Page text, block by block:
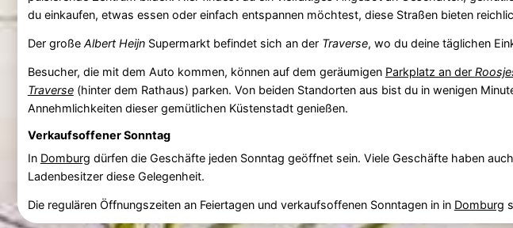
du einkaufen, etwas essen oder einfach entspannen möchtest, diese Straßen bieten
Der große Albert HeijnSupermarkt befindet sich an der Traverse, wo du deine täglichen
Besucher, die mit dem Auto kommen, können auf dem geräumigen Parkplatz an der
Traverse(hinter dem Rathaus) parken. Von beiden Standorten aus bist du in wenigen
Annehmlichkeiten dieser gemütlichen Küstenstadt genießen.
Verkaufsoffener Sonntag
In Domburg dürfen die Geschäfte jeden Sonntag geöffnet sein. Viele Geschäfte haben
Ladenbesitzer diese Gelegenheit.
Die regulären Öffnungszeiten an Feiertagen und verkaufsoffenen Sonntagen in in Domburg